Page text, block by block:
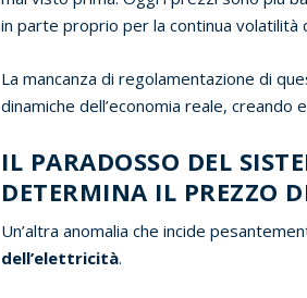
in parte proprio per la continua volatilità
La mancanza di regolamentazione di
dinamiche dell’economia reale,
IL PARADOSSO DEL
DETERMINA IL PREZZO
Un’altra anomalia che incide
dell’elettricità.